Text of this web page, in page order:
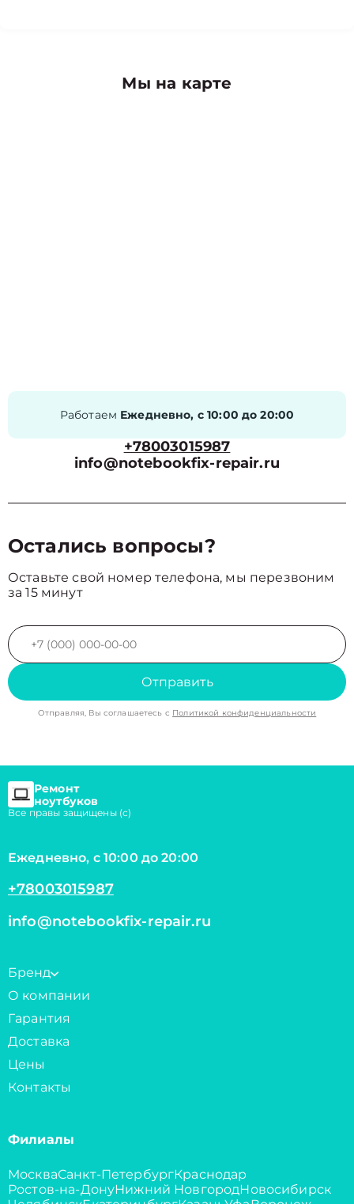
Мы на карте
Работаем Ежедневно, с 10:00 до 20:00
+78003015987
info@notebookfix-repair.ru
Остались вопросы?
Оставьте свой номер телефона, мы перезвоним
за 15 минут
Отправить
Отправляя, Вы соглашаетесь с Политикой конфиденциальности
Ремонт
ноутбуков
Все правы защищены (с)
Ежедневно, с 10:00 до 20:00
+78003015987
info@notebookfix-repair.ru
Бренд
О компании
Гарантия
Доставка
Цены
Контакты
Филиалы
МоскваСанкт-ПетербургКраснодар
Ростов-на-ДонуНижний НовгородНовосибирск